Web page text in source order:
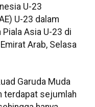
U-23
U-23 dalam
Asia U-23 di
Arab, Selasa
Garuda Muda
terdapat sejumlah